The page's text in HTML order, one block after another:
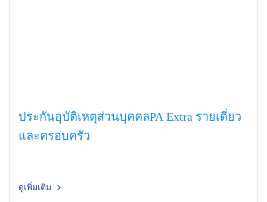
ประกันอุบัติเหตุส่วนบุคคลPA Extra รายเดี่ยว
และครอบครัว
ดูเพิ่มเติม